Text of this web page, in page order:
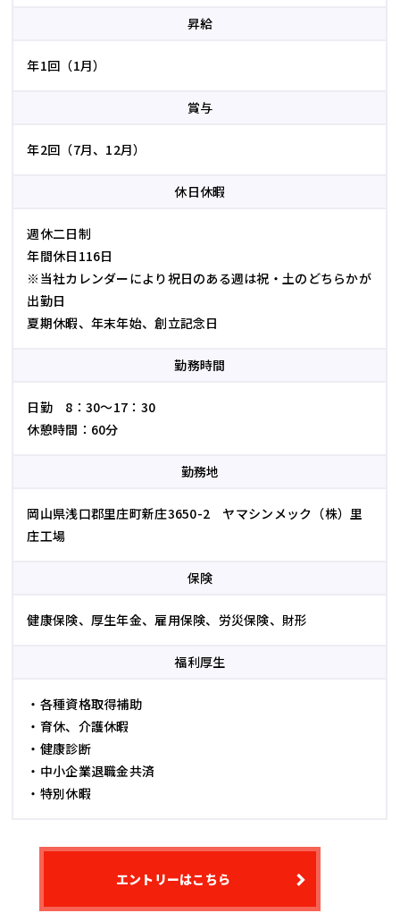
昇給
年1回（1月）
賞与
年2回（7月、12月）
休日休暇
週休二日制
年間休日116日
※当社カレンダーにより祝日のある週は祝・土のどちらかが
出勤日
夏期休暇、年末年始、創立記念日
勤務時間
日勤 8：30～17：30
休憩時間：60分
勤務地
岡山県浅口郡里庄町新庄3650-2 ヤマシンメック（株）里
庄工場
保険
健康保険、厚生年金、雇用保険、労災保険、財形
福利厚生
・各種資格取得補助
・育休、介護休暇
・健康診断
・中小企業退職金共済
・特別休暇
エントリーはこちら